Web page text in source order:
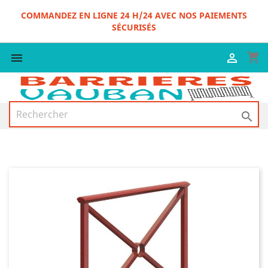
COMMANDEZ EN LIGNE 24 H/24 AVEC NOS PAIEMENTS
SÉCURISÉS
 shopping_cart

